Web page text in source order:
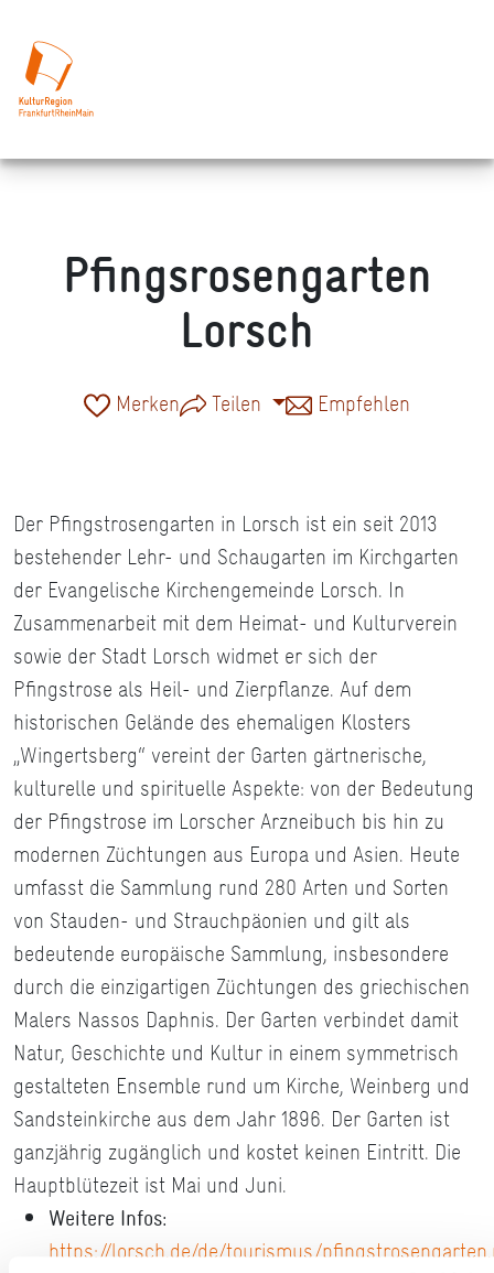
Pfingsrosengarten
Lorsch
Merken Teilen Empfehlen
Der Pfingstrosengarten in Lorsch ist ein seit 2013
bestehender Lehr- und Schaugarten im Kirchgarten
der Evangelische Kirchengemeinde Lorsch. In
Zusammenarbeit mit dem Heimat- und Kulturverein
sowie der Stadt Lorsch widmet er sich der
Pfingstrose als Heil- und Zierpflanze. Auf dem
historischen Gelände des ehemaligen Klosters
„Wingertsberg“ vereint der Garten gärtnerische,
kulturelle und spirituelle Aspekte: von der Bedeutung
der Pfingstrose im Lorscher Arzneibuch bis hin zu
modernen Züchtungen aus Europa und Asien. Heute
umfasst die Sammlung rund 280 Arten und Sorten
von Stauden- und Strauchpäonien und gilt als
bedeutende europäische Sammlung, insbesondere
durch die einzigartigen Züchtungen des griechischen
Malers Nassos Daphnis. Der Garten verbindet damit
Natur, Geschichte und Kultur in einem symmetrisch
gestalteten Ensemble rund um Kirche, Weinberg und
Sandsteinkirche aus dem Jahr 1896. Der Garten ist
ganzjährig zugänglich und kostet keinen Eintritt. Die
Hauptblütezeit ist Mai und Juni.
Weitere Infos:
https://lorsch.de/de/tourismus/